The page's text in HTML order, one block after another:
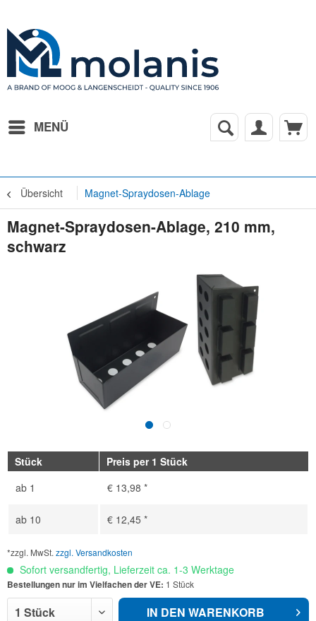
MENÜ
Übersicht Magnet-Spraydosen-Ablage
Magnet-Spraydosen-Ablage, 210 mm,
schwarz
Stück
Preis per 1 Stück
ab 1 € 13,98 *
ab 10 € 12,45 *
*zzgl. MwSt. zzgl. Versandkosten
Sofort versandfertig, Lieferzeit ca. 1-3 Werktage
Bestellungen nur im Vielfachen der VE: 1 Stück
IN DEN WARENKORB